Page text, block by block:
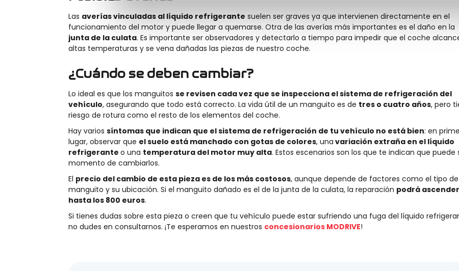
Las averías vinculadas al líquido refrigerante suelen ser graves ya que intervienen directamente en el
funcionamiento del motor y puede llegar a quemarse. Otra de las averías más importantes es el daño en la
junta de la culata. Es importante ser observadores y detectarlo a tiempo para impedir que el coche
altas temperaturas y se vena dañadas las piezas de nuestro coche.
¿Cuándo se deben cambiar?
Lo ideal es que los manguitos se revisen cada vez que se inspecciona el sistema de refrigeración del
vehículo, asegurando que todo está correcto. La vida útil de un manguito es de tres o cuatro años, pero
riesgo de rotura como el resto de los elementos del coche.
Hay varios síntomas que indican que el sistema de refrigeración de tu vehículo no está bien: en
lugar, observar que el suelo está manchado con gotas de colores, una variación extraña en el líquido
refrigerante o una temperatura del motor muy alta. Estos escenarios son los que te indican que puede
momento de cambiarlos.
El precio del cambio de esta pieza es de los más costosos, aunque depende de factores como el tipo de
manguito y su ubicación. Si el manguito dañado es el de la junta de la culata, la reparación podrá ascender
hasta los 800 euros.
Si tienes dudas sobre esta pieza o creen que tu vehículo puede estar sufriendo una fuga del líquido
no dudes en consultarnos. ¡Te esperamos en nuestros concesionarios MODRIVE!